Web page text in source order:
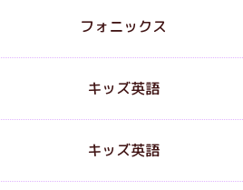
フォニックス
キッズ英語
キッズ英語